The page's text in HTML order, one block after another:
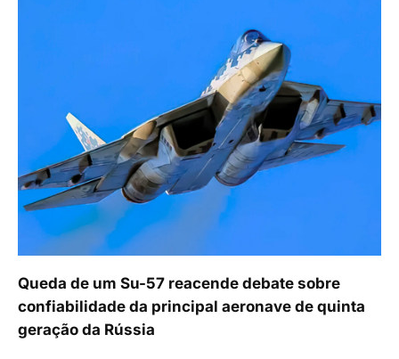
Queda de um Su-57 reacende debate sobre
confiabilidade da principal aeronave de quinta
geração da Rússia